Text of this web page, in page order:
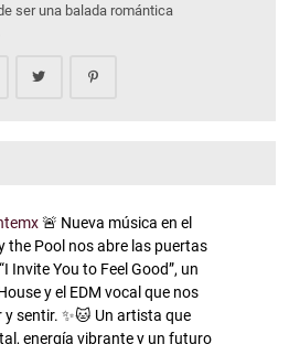
ser una balada romántica
🚨 Nueva música en el
the Pool nos abre las puertas
Invite You to Feel Good”, un
y el EDM vocal que nos
sentir. ✨🐱 Un artista que
energía vibrante y un futuro